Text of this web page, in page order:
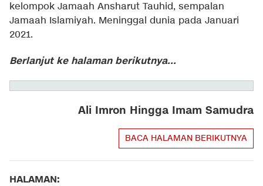
kelompok Jamaah Ansharut Tauhid, sempalan
Jamaah Islamiyah. Meninggal dunia pada Januari
2021.
Berlanjut ke halaman berikutnya...
Ali Imron Hingga Imam Samudra
BACA HALAMAN BERIKUTNYA
HALAMAN: